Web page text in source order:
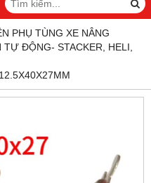
PHỤ TÙNG XE NÂNG
TỰ ĐỘNG- STACKER, HELI,